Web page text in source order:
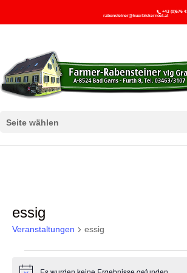
+43 (0)676
rabensteiner@kuerbiskernoel.at
Seite wählen
essig
Veranstaltungen essig